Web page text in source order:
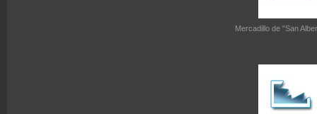
Mercadillo de "San